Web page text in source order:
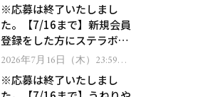
※応募は終了いたしまし
た。【7/16まで】新規会員
登録をした方にステラボー
テのシャインリバース ヘア
ゼント！
2026年7月16日（木）23:59ま
※応募は終了いたしまし